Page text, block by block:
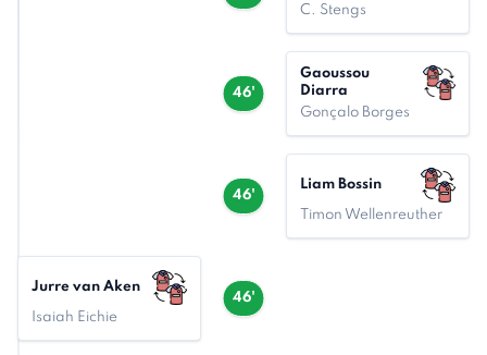
C. Stengs
46'
Gaoussou
Diarra
Gonçalo Borges
46'
Liam Bossin
Timon Wellenreuther
46'
Jurre van Aken
Isaiah Eichie